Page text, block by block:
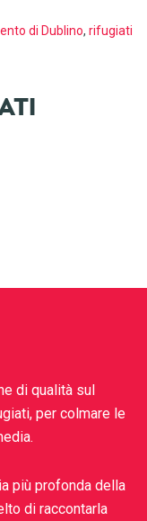
di Dublino, rifugiati
di qualità sul
per colmare le
più profonda della
di raccontarla